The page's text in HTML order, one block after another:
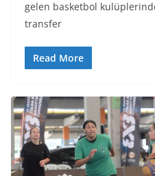
gelen basketbol
transfer
Read More